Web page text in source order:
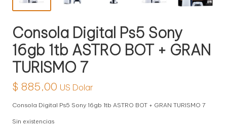
Consola Digital Ps5 Sony
16gb 1tb ASTRO BOT + GRAN
TURISMO 7
$ 885,00 US Dolar
Consola Digital Ps5 Sony 16gb 1tb ASTRO BOT + GRAN TURISMO 7
Sin existencias